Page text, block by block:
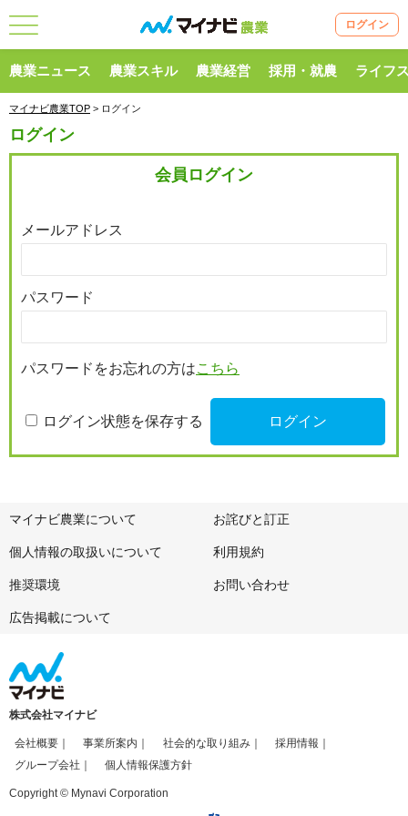
ログイン
農業ニュース 農業スキル 農業経営 採用・就農 ライフ
マイナビ農業TOP > ログイン
ログイン
会員ログイン
メールアドレス
パスワード
パスワードをお忘れの方はこちら
ログイン状態を保存する
マイナビ農業について お詫びと訂正
個人情報の取扱いについて 利用規約
推奨環境 お問い合わせ
広告掲載について
株式会社マイナビ
会社概要 事業所案内 社会的な取り組み
採用情報
グループ会社
個人情報保護方針
Copyright © Mynavi Corporation